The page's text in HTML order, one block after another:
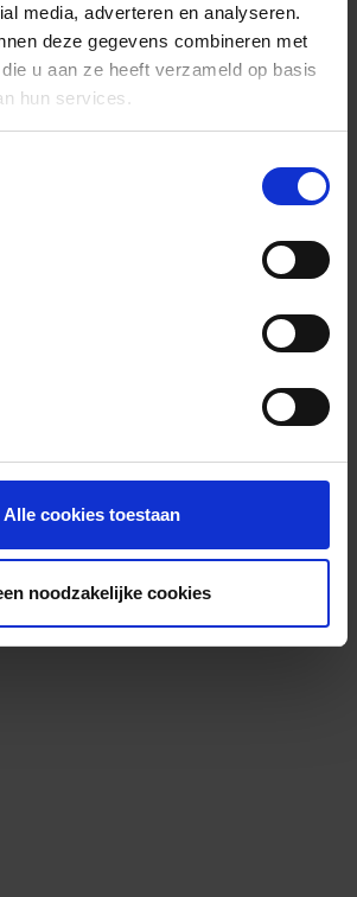
media, adverteren en analyseren.
deze gegevens combineren met
u aan ze heeft verzameld op basis
hun services.
Alle cookies toestaan
noodzakelijke cookies